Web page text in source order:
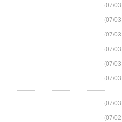
(07/03
(07/03
(07/03
(07/03
(07/03
(07/03
(07/03
(07/02